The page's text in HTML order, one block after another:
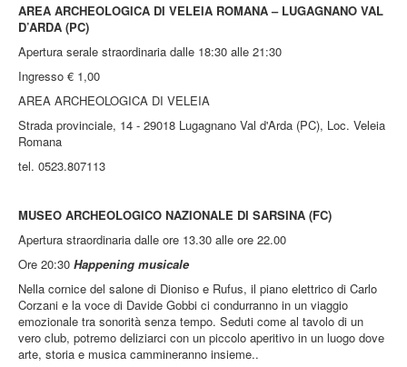
AREA ARCHEOLOGICA DI VELEIA ROMANA – LUGAGNANO VAL
D’ARDA (PC)
Apertura serale straordinaria dalle 18:30 alle 21:30
Ingresso € 1,00
AREA ARCHEOLOGICA DI VELEIA
Strada provinciale, 14 - 29018 Lugagnano Val d'Arda (PC), Loc. Veleia
Romana
tel. 0523.807113
MUSEO ARCHEOLOGICO NAZIONALE DI SARSINA (FC)
Apertura straordinaria dalle ore 13.30 alle ore 22.00
Ore 20:30 Happening musicale
Nella cornice del salone di Dioniso e Rufus, il piano elettrico di Carlo
Corzani e la voce di Davide Gobbi ci condurranno in un viaggio
emozionale tra sonorità senza tempo. Seduti come al tavolo di un
vero club, potremo deliziarci con un piccolo aperitivo in un luogo dove
arte, storia e musica cammineranno insieme..